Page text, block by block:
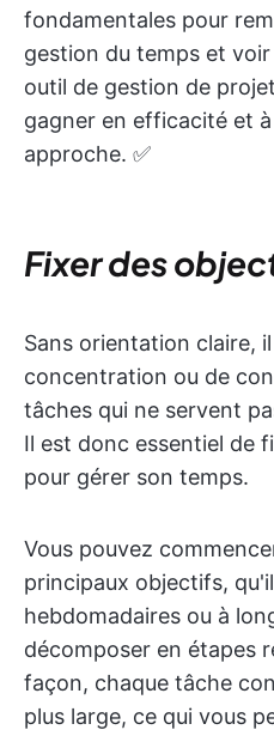
fondamentales pour
gestion du temps et
outil de gestion de
gagner en efficacité et
approche. ✅
Fixer des
Sans orientation claire,
concentration ou de
tâches qui ne servent
Il est donc essentiel de
pour gérer son temps.
Vous pouvez
principaux objectifs,
hebdomadaires ou à
décomposer en étapes
façon, chaque tâche
plus large, ce qui vous